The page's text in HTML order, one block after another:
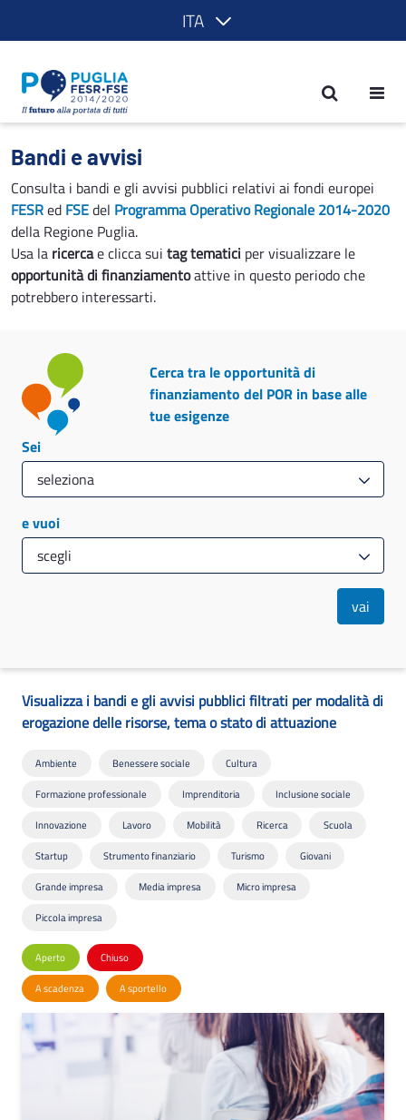
ITA
Bandi e avvisi - POR Puglia 2014-2020
Bandi e avvisi
Consulta i bandi e gli avvisi pubblici relativi ai fondi europei
FESRed FSEdel Programma Operativo Regionale 2014-2020
della Regione Puglia.
Usa la ricercae clicca sui tag tematici per visualizzare le
opportunità di finanziamentoattive in questo periodo che
potrebbero interessarti.
Cerca tra le opportunità di
finanziamento del POR in base alle
tue esigenze
Sei
e vuoi
vai
Visualizza i bandi e gli avvisi pubblici filtrati per modalità di
erogazione delle risorse, tema o stato di attuazione
Ambiente Benessere sociale Cultura
Formazione professionale Imprenditoria Inclusione sociale
Innovazione Lavoro Mobilità Ricerca Scuola
Startup Strumento finanziario Turismo Giovani
Grande impresa Media impresa Micro impresa
Piccola impresa
Aperto Chiuso
A scadenza A sportello